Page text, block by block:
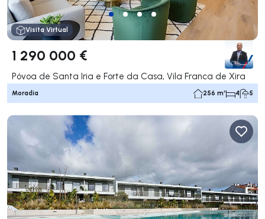
Visita Virtual
1 290 000 €
Póvoa de Santa Iria e Forte da Casa, Vila Franca de Xira
Moradia 256 m² 4 5